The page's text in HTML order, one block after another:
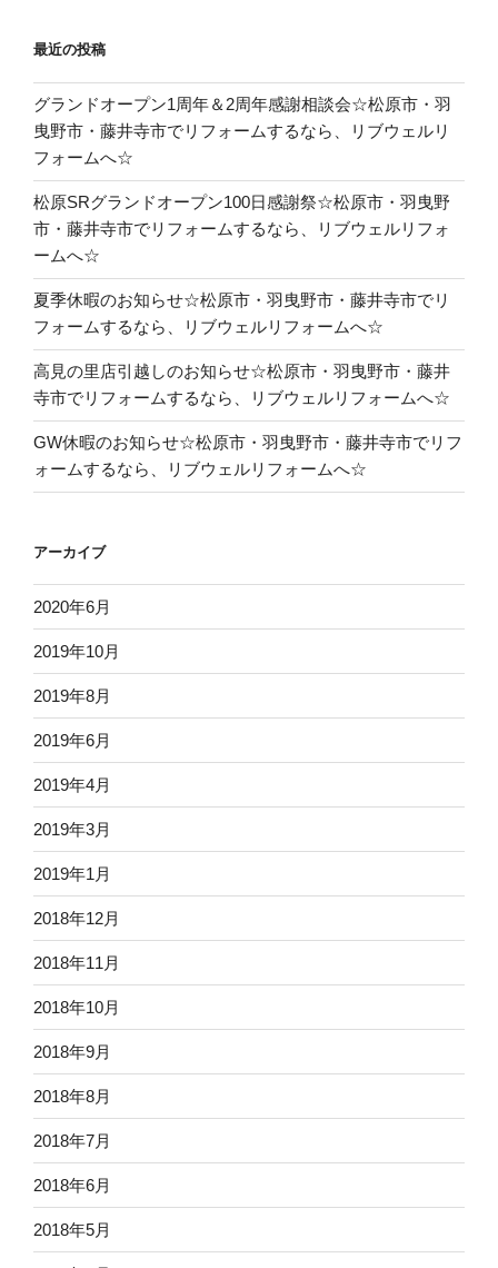
最近の投稿
グランドオープン1周年＆2周年感謝相談会☆松原市・羽
曳野市・藤井寺市でリフォームするなら、リブウェルリ
フォームへ☆
松原SRグランドオープン100日感謝祭☆松原市・羽曳野
市・藤井寺市でリフォームするなら、リブウェルリフォ
ームへ☆
夏季休暇のお知らせ☆松原市・羽曳野市・藤井寺市でリ
フォームするなら、リブウェルリフォームへ☆
高見の里店引越しのお知らせ☆松原市・羽曳野市・藤井
寺市でリフォームするなら、リブウェルリフォームへ☆
GW休暇のお知らせ☆松原市・羽曳野市・藤井寺市でリフ
ォームするなら、リブウェルリフォームへ☆
アーカイブ
2020年6月
2019年10月
2019年8月
2019年6月
2019年4月
2019年3月
2019年1月
2018年12月
2018年11月
2018年10月
2018年9月
2018年8月
2018年7月
2018年6月
2018年5月